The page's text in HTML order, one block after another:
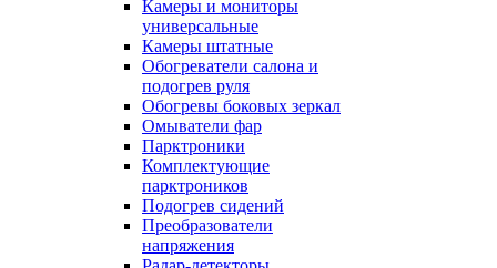
Камеры и мониторы
универсальные
Камеры штатные
Обогреватели салона и
подогрев руля
Обогревы боковых зеркал
Омыватели фар
Парктроники
Комплектующие
парктроников
Подогрев сидений
Преобразователи
напряжения